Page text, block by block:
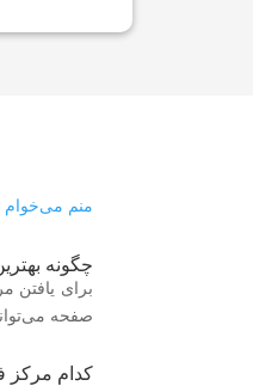
منم می‌خوام
چگونه
برای یافتن
صفحه
کدام مرکز